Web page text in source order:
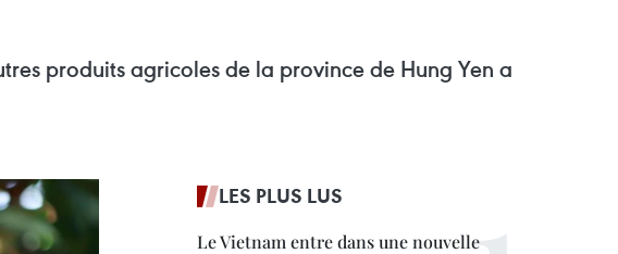
produits agricoles de la province de Hung Yen a
LES PLUS LUS
Le Vietnam entre dans une nouvelle